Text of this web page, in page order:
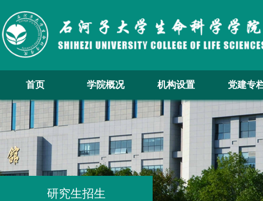
首页 学院概况 机构设置 党建专
研究生招生